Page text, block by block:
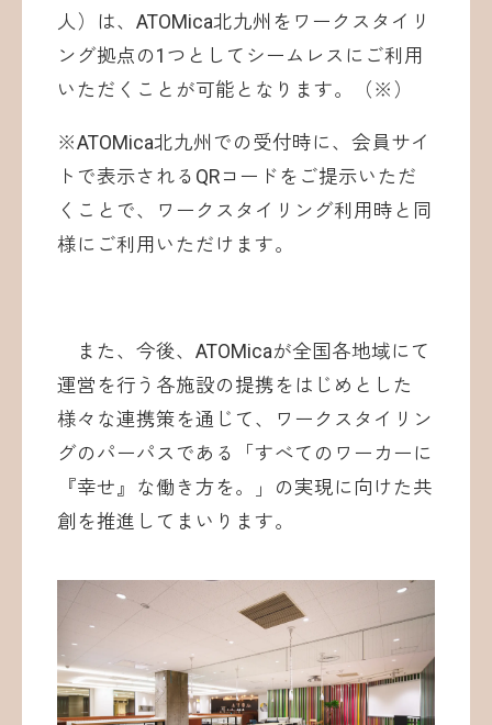
人）は、ATOMica北九州をワークスタイリ
ング拠点の1つとしてシームレスにご利用
いただくことが可能となります。（※）
※ATOMica北九州での受付時に、会員サイ
トで表示されるQRコードをご提示いただ
くことで、ワークスタイリング利用時と同
様にご利用いただけます。
また、今後、ATOMicaが全国各地域にて
運営を行う各施設の提携をはじめとした
様々な連携策を通じて、ワークスタイリン
グのパーパスである「すべてのワーカーに
『幸せ』な働き方を。」の実現に向けた共
創を推進してまいります。